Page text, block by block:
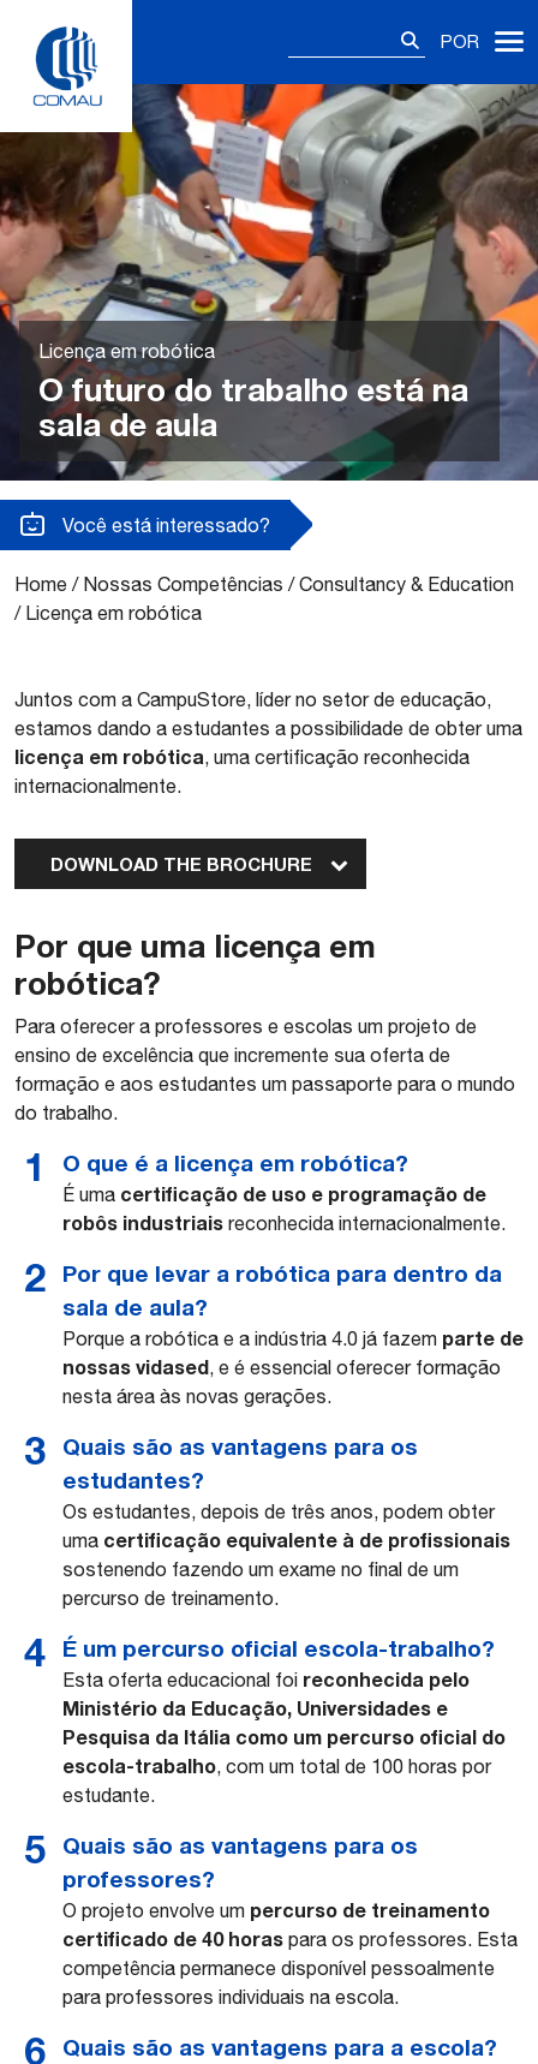
content
POR
Licença em robótica
O futuro do trabalho está na
sala de aula
Você está interessado?
Home / Nossas Competências /Consultancy & Education
/ Licença em robótica
​Juntos com a CampuStore, líder no setor de educação,
estamos dando a estudantes a possibilidade de obter uma
licença em robótica, uma certificação reconhecida
internacionalmente.
DOWNLOAD THE BROCHURE
Por que uma licença em
robótica?
Para oferecer a professores e escolas um projeto de
ensino de excelência que incremente sua oferta de
formação e aos estudantes um passaporte para o mundo
do trabalho.
O que é a licença em robótica?
É uma certificação de uso e programação de
robôs industriais reconhecida internacionalmente.
Por que levar a robótica para dentro da
sala de aula?
Porque a robótica e a indústria 4.0 já fazem parte de
nossas vidased, e é essencial oferecer formação
nesta área às novas gerações.
Quais são as vantagens para os
estudantes?
Os estudantes, depois de três anos, podem obter
uma certificação equivalente à de profissionais
sostenendo fazendo um exame no final de um
percurso de treinamento.
É um percurso oficial escola-trabalho?
Esta oferta educacional foi reconhecida pelo
Ministério da Educação, Universidades e
Pesquisa da Itália como um percurso oficial do
escola-trabalho, com um total de 100 horas por
estudante.
Quais são as vantagens para os
professores?
O projeto envolve um percurso de treinamento
certificado de 40 horas para os professores. Esta
competência permanece disponível pessoalmente
para professores individuais na escola.
Quais são as vantagens para a escola?